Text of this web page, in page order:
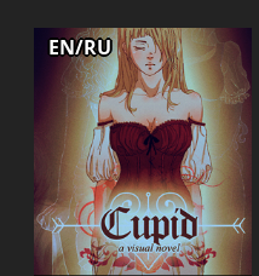
EN/RU